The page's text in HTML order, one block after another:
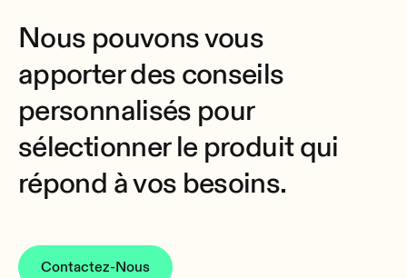
Nous pouvons vous
apporter des conseils
personnalisés pour
sélectionner le produit qui
répond à vos besoins.
Contactez-Nous